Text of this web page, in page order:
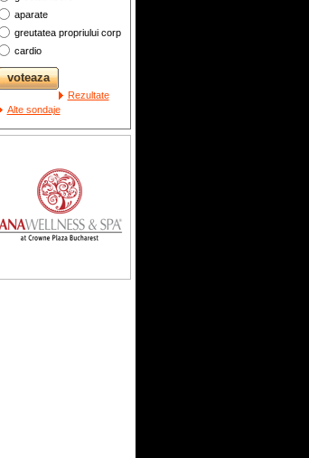
aparate
greutatea propriului corp
cardio
Rezultate
Alte sondaje